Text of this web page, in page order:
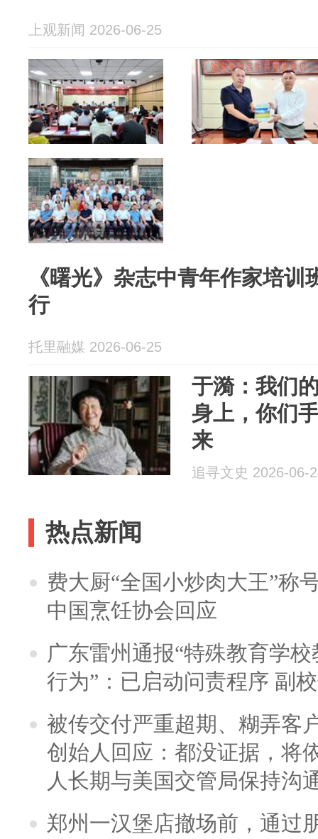
上观新闻 2026-06-25
《曙光》杂志中青年作家培
行
托里融媒 2026-06-25
于漪：我们
身上，你们
来
追寻文史 2026-06-
热点新闻
费大厨“全国小炒肉大王”称
中国烹饪协会回应
广东雷州通报“特殊教育学
行为”：已启动问责程序 副
被传交付严重超期、糊弄客
创始人回应：都没证据，将
人长期与美国交管局保持沟
郑州一汉堡店撤场前，通过